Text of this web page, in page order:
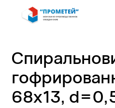
68х13,